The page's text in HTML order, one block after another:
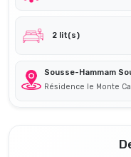
2 lit(s)
Sousse-Hammam
Résidence le Monte